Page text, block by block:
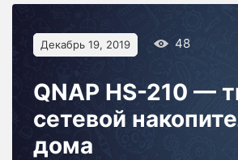
Декабрь 19, 2019 48
QNAP HS-210 —
сетевой
дома